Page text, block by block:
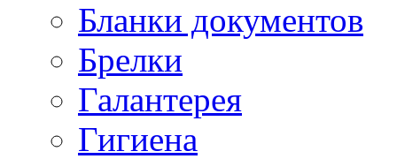
Бланки документов
Брелки
Галантерея
Гигиена